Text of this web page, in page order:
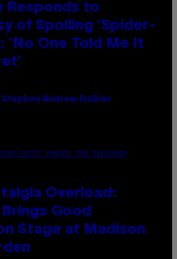
Responds to
of Spoiling ‘Spider-
‘No One Told Me It
Stephen Andrew Galiher
GETTY IMAGES FOR SIRIUSXM
Overload:
Good
Stage at Madison